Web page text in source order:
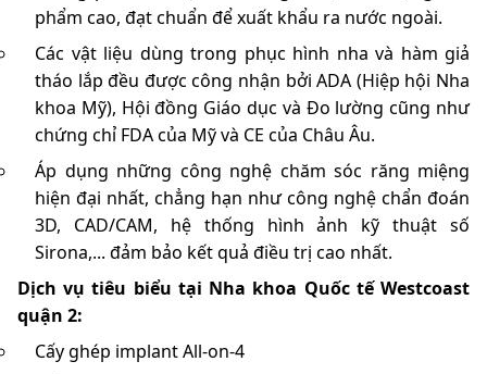
phẩm cao, đạt chuẩn để xuất khẩu ra nước ngoài.
Các vật liệu dùng trong phục hình nha và hàm giả
tháo lắp đều được công nhận bởi ADA (Hiệp hội Nha
khoa Mỹ), Hội đồng Giáo dục và Đo lường cũng như
chứng chỉ FDA của Mỹ và CE của Châu Âu.
Áp dụng những công nghệ chăm sóc răng miệng
hiện đại nhất, chẳng hạn như công nghệ chẩn đoán
3D, CAD/CAM, hệ thống hình ảnh kỹ thuật số
Sirona,... đảm bảo kết quả điều trị cao nhất.
Dịch vụ tiêu biểu tại Nha khoa Quốc tế Westcoast
quận 2:
Cấy ghép implant All-on-4